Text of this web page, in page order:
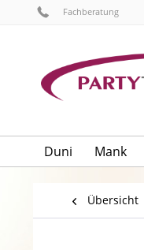
Fachberatung
Duni Mank
Übersicht